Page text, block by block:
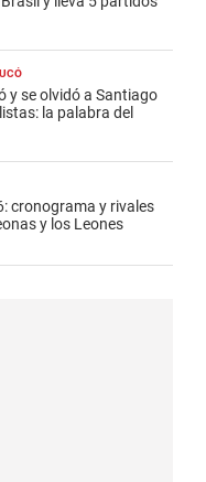
y se olvidó a Santiago
la palabra del
cronograma y rivales
y los Leones